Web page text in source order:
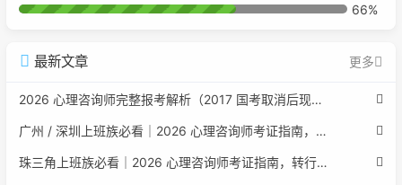
66%
最新文章 更多
2026 心理咨询师完整报考解析（2017 国考取消后现行权威体系 + 避坑全指南）
广州 / 深圳上班族必看｜2026 心理咨询师考证指南，转行副业、情绪疏导双收益
珠三角上班族必看｜2026 心理咨询师考证指南，转行副业、情绪疏导双收益